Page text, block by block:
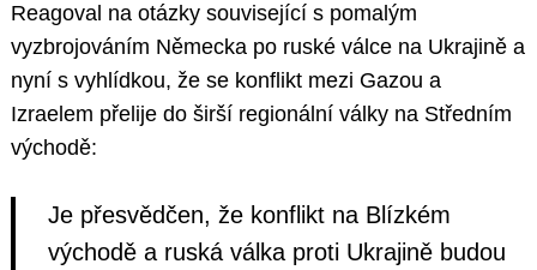
Reagoval na otázky související s pomalým
vyzbrojováním Německa po ruské válce na Ukrajině a
nyní s vyhlídkou, že se konflikt mezi Gazou a
Izraelem přelije do širší regionální války na Středním
východě:
Je přesvědčen, že konflikt na Blízkém
východě a ruská válka proti Ukrajině budou